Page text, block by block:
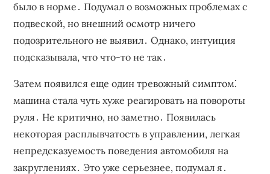
было в норме․ Подумал о возможных проблемах с
подвеской‚ но внешний осмотр ничего
подозрительного не выявил․ Однако‚ интуиция
подсказывала‚ что что-то не так․
Затем появился еще один тревожный симптом⁚
машина стала чуть хуже реагировать на повороты
руля․ Не критично‚ но заметно․ Появилась
некоторая расплывчатость в управлении‚ легкая
непредсказуемость поведения автомобиля на
закруглениях․ Это уже серьезнее‚ подумал я․